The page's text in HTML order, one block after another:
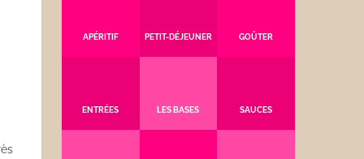
APÉRITIF PETIT-DÉJEUNER GOÛTER
ENTRÉES LES BASES SAUCES